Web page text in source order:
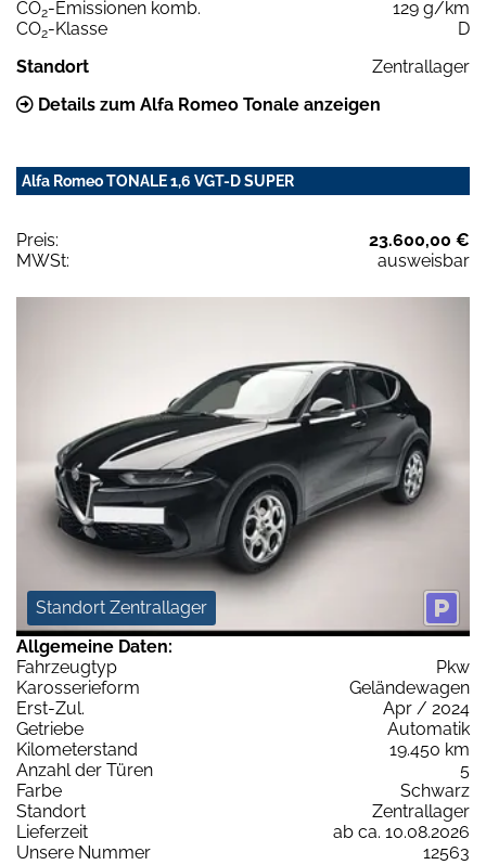
CO2-Emissionen komb.
129 g/km
CO2-Klasse
D
Standort
Zentrallager
Details zum Alfa Romeo Tonale anzeigen
Alfa Romeo TONALE 1,6 VGT-D SUPER
Preis:
23.600,00 €
MWSt:
ausweisbar
Standort Zentrallager
Allgemeine Daten:
Fahrzeugtyp
Pkw
Karosserieform
Geländewagen
Erst-Zul.
Apr / 2024
Getriebe
Automatik
Kilometerstand
19.450 km
Anzahl der Türen
5
Farbe
Schwarz
Standort
Zentrallager
Lieferzeit
ab ca. 10.08.2026
Unsere Nummer
12563